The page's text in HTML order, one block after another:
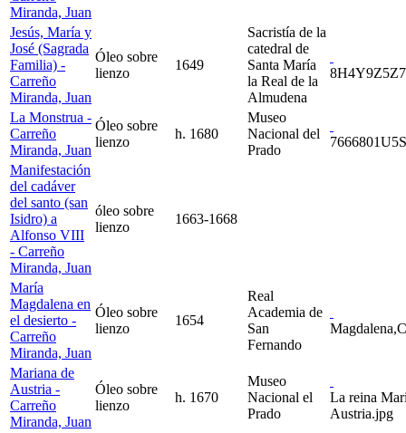
Miranda, Juan
Jesús, María y
José (Sagrada
Familia) -
Carreño
Miranda, Juan
Óleo sobre
lienzo
1649
Sacristía de la
catedral de
Santa María
la Real de la
Almudena
La Monstrua -
Carreño
Miranda, Juan
Óleo sobre
lienzo
h. 1680
Museo
Nacional del
Prado
Manifestación
del cadáver
del santo (san
Isidro) a
Alfonso VIII
- Carreño
Miranda, Juan
óleo sobre
lienzo
1663-1668
María
Magdalena en
el desierto -
Carreño
Miranda, Juan
Óleo sobre
lienzo
1654
Real
Academia de
San
Fernando
Mariana de
Austria -
Carreño
Miranda, Juan
Óleo sobre
lienzo
h. 1670
Museo
Nacional el
Prado
La reina
Austria.jpg